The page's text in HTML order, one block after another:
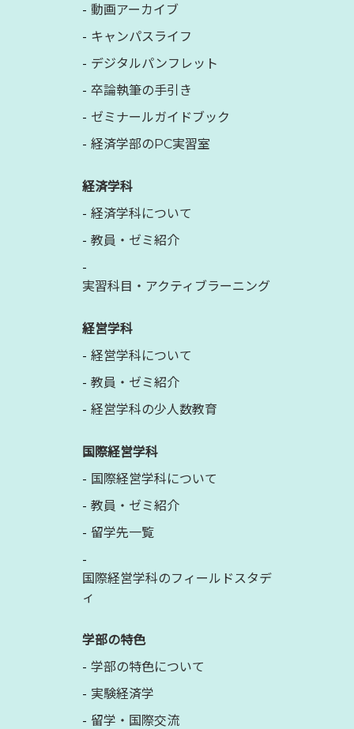
動画アーカイブ
キャンパスライフ
デジタルパンフレット
卒論執筆の手引き
ゼミナールガイドブック
経済学部のPC実習室
経済学科
経済学科について
教員・ゼミ紹介
実習科目・アクティブラーニング
経営学科
経営学科について
教員・ゼミ紹介
経営学科の少人数教育
国際経営学科
国際経営学科について
教員・ゼミ紹介
留学先一覧
国際経営学科のフィールドスタデ
ィ
学部の特色
学部の特色について
実験経済学
留学・国際交流